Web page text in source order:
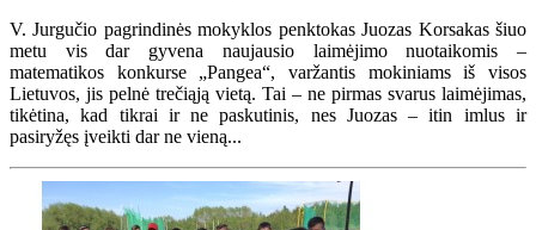
V. Jurgučio pagrindinės mokyklos penktokas Juozas Korsakas šiuo
metu vis dar gyvena naujausio laimėjimo nuotaikomis –
matematikos konkurse „Pangea“, varžantis mokiniams iš visos
Lietuvos, jis pelnė trečiąją vietą. Tai – ne pirmas svarus laimėjimas,
tikėtina, kad tikrai ir ne paskutinis, nes Juozas – itin imlus ir
pasiryžęs įveikti dar ne vieną...